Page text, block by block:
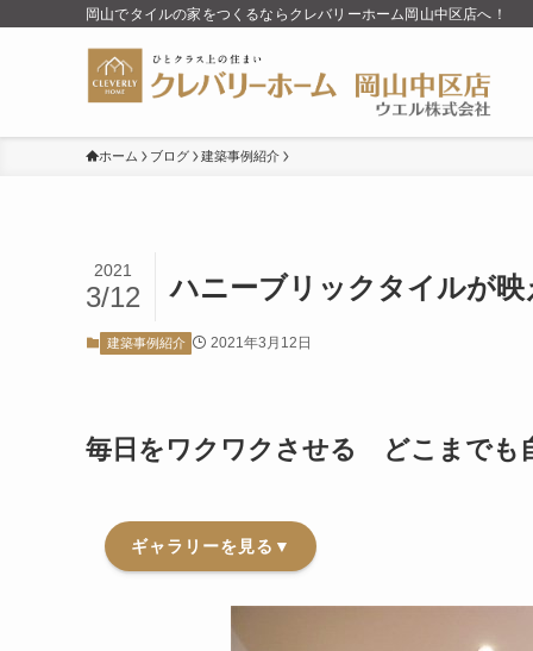
岡山でタイルの家をつくるならクレバリーホーム岡山中区店へ！
ホーム ブログ 建築事例紹介
ハニーブリックタイルが
2021
3/12
建築事例紹介 2021年3月12日
毎日をワクワクさせる どこまでも
ギャラリーを見る▼